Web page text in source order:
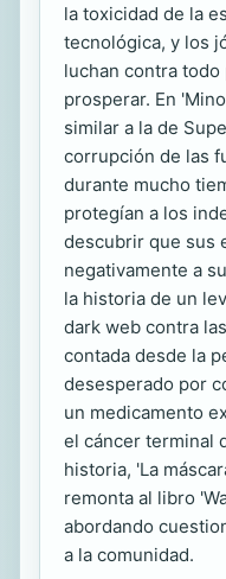
la toxicidad de la
tecnológica, y los
luchan contra
prosperar. En
similar a la de
corrupción de las
durante mucho
protegían a los
descubrir que sus
negativamente a
la historia de un
dark web contra
contada desde la
desesperado por
un medicamento
el cáncer terminal
historia, 'La
remonta al libro
abordando
a la comunidad.